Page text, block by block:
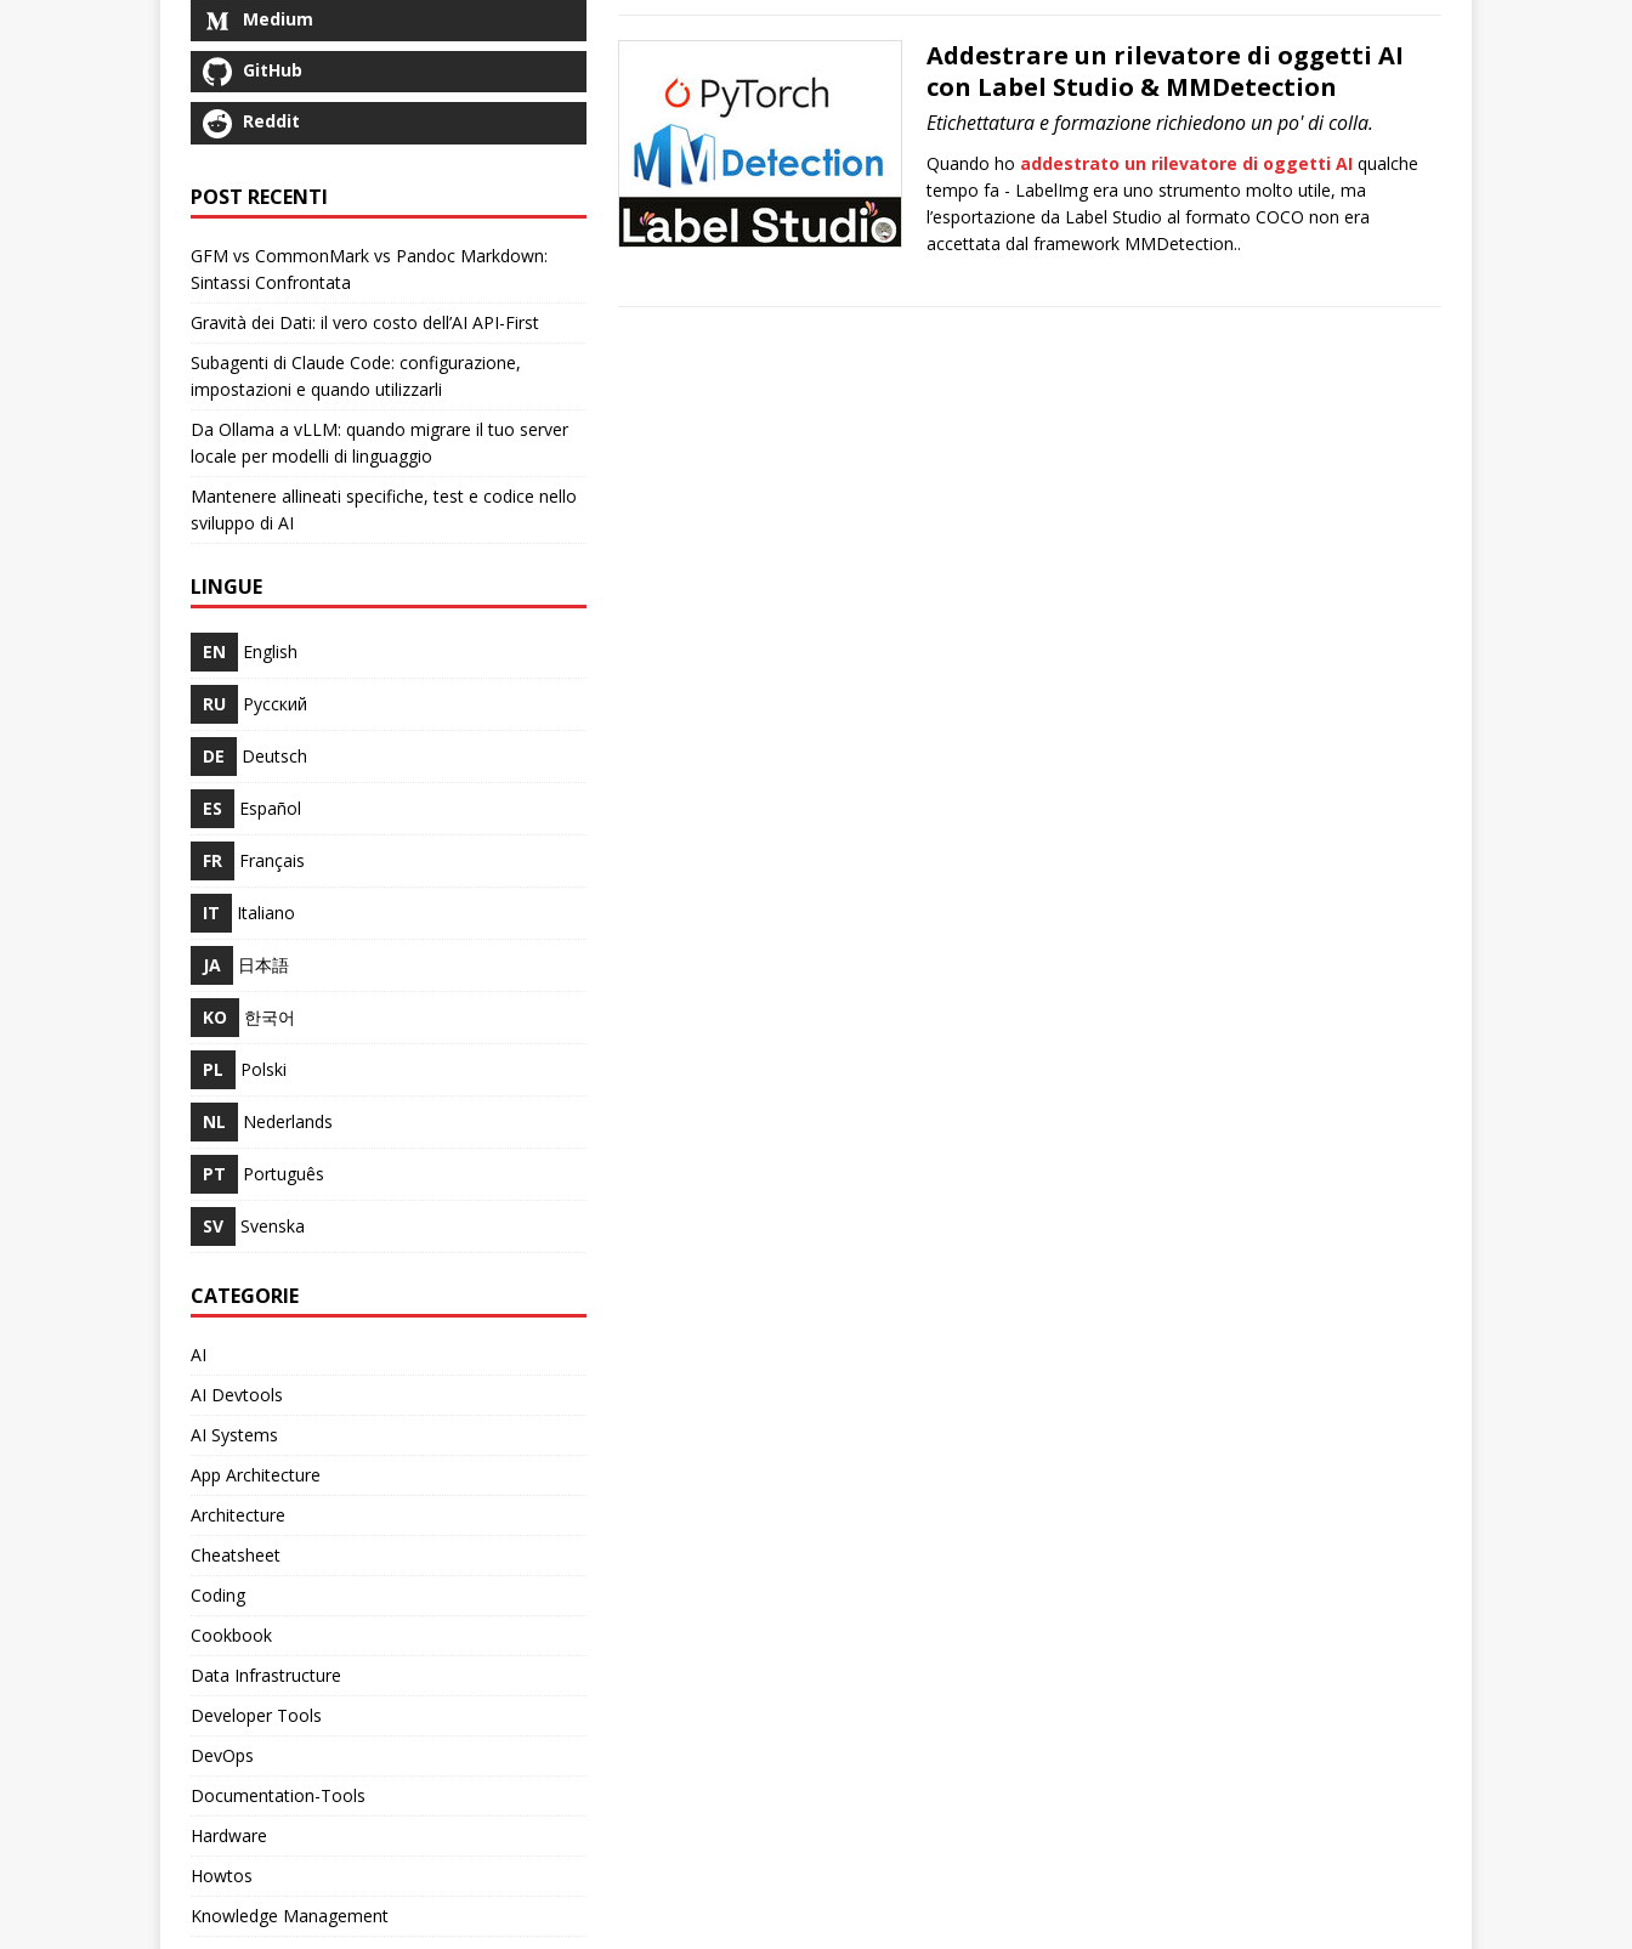
Addestrare un rilevatore di oggetti AI
con Label Studio & MMDetection
Etichettatura e formazione richiedono un po' di colla.
Quando ho addestrato un rilevatore di oggetti AIqualche
tempo fa - LabelImg era uno strumento molto utile, ma
l’esportazione da Label Studio al formato COCO non era
accettata dal framework MMDetection..
Medium
GitHub
Reddit
POST RECENTI
GFM vs CommonMark vs Pandoc Markdown:
Sintassi Confrontata
Gravità dei Dati: il vero costo dell’AI API-First
Subagenti di Claude Code: configurazione,
impostazioni e quando utilizzarli
Da Ollama a vLLM: quando migrare il tuo server
locale per modelli di linguaggio
Mantenere allineati specifiche, test e codice nello
sviluppo di AI
LINGUE
EN English
RU Русский
DE Deutsch
ES Español
FR Français
IT Italiano
JA 日本語
KO 한국어
PL Polski
NL Nederlands
PT Português
SV Svenska
CATEGORIE
AI
AI Devtools
AI Systems
App Architecture
Architecture
Cheatsheet
Coding
Cookbook
Data Infrastructure
Developer Tools
DevOps
Documentation-Tools
Hardware
Howtos
Knowledge Management